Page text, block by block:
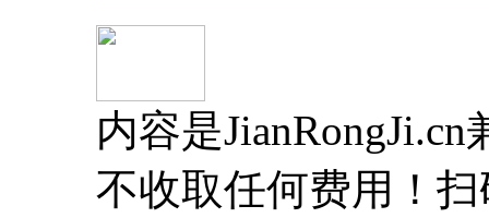
内容是
不收取任何费用！